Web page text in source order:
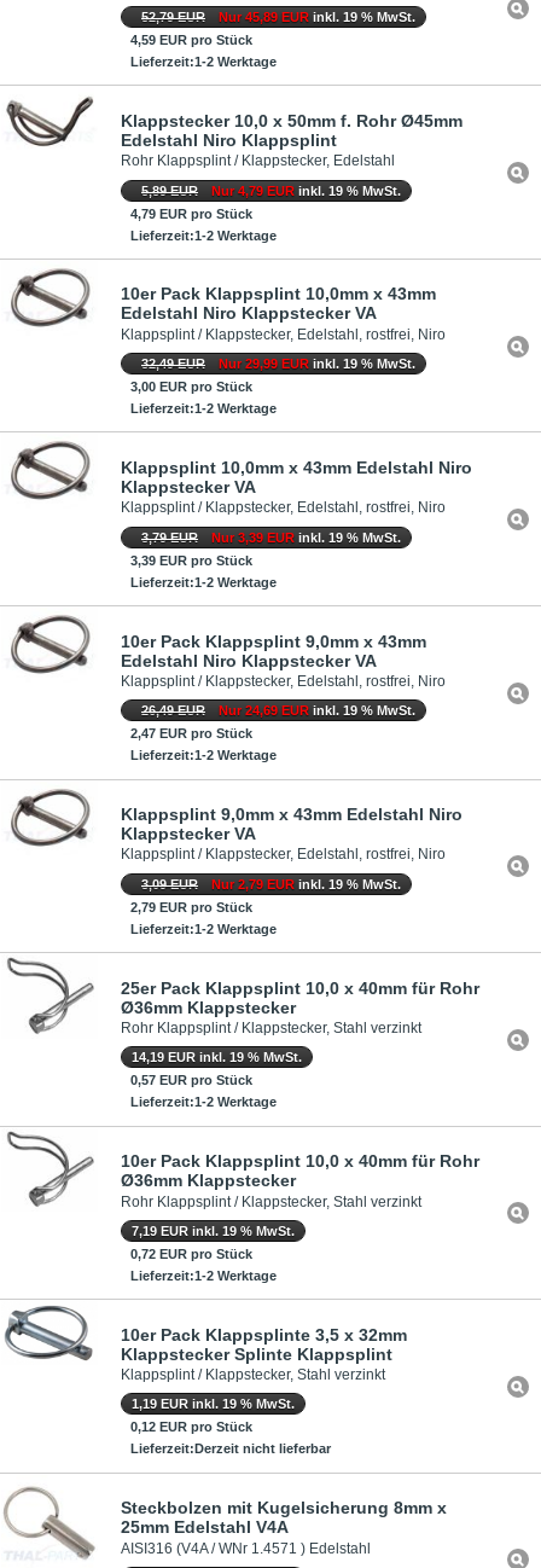
52,79 EUR Nur 45,89 EUR inkl. 19 % MwSt.
4,59 EUR pro Stück
Lieferzeit:1-2 Werktage
Klappstecker 10,0 x 50mm f. Rohr Ø45mm
Edelstahl Niro Klappsplint
Rohr Klappsplint / Klappstecker, Edelstahl
5,89 EUR Nur 4,79 EUR inkl. 19 % MwSt.
4,79 EUR pro Stück
Lieferzeit:1-2 Werktage
10er Pack Klappsplint 10,0mm x 43mm
Edelstahl Niro Klappstecker VA
Klappsplint / Klappstecker, Edelstahl, rostfrei, Niro
32,49 EUR Nur 29,99 EUR inkl. 19 % MwSt.
3,00 EUR pro Stück
Lieferzeit:1-2 Werktage
Klappsplint 10,0mm x 43mm Edelstahl Niro
Klappstecker VA
Klappsplint / Klappstecker, Edelstahl, rostfrei, Niro
3,79 EUR Nur 3,39 EUR inkl. 19 % MwSt.
3,39 EUR pro Stück
Lieferzeit:1-2 Werktage
10er Pack Klappsplint 9,0mm x 43mm
Edelstahl Niro Klappstecker VA
Klappsplint / Klappstecker, Edelstahl, rostfrei, Niro
26,49 EUR Nur 24,69 EUR inkl. 19 % MwSt.
2,47 EUR pro Stück
Lieferzeit:1-2 Werktage
Klappsplint 9,0mm x 43mm Edelstahl Niro
Klappstecker VA
Klappsplint / Klappstecker, Edelstahl, rostfrei, Niro
3,09 EUR Nur 2,79 EUR inkl. 19 % MwSt.
2,79 EUR pro Stück
Lieferzeit:1-2 Werktage
25er Pack Klappsplint 10,0 x 40mm für Rohr
Ø36mm Klappstecker
Rohr Klappsplint / Klappstecker, Stahl verzinkt
14,19 EUR inkl. 19 % MwSt.
0,57 EUR pro Stück
Lieferzeit:1-2 Werktage
10er Pack Klappsplint 10,0 x 40mm für Rohr
Ø36mm Klappstecker
Rohr Klappsplint / Klappstecker, Stahl verzinkt
7,19 EUR inkl. 19 % MwSt.
0,72 EUR pro Stück
Lieferzeit:1-2 Werktage
10er Pack Klappsplinte 3,5 x 32mm
Klappstecker Splinte Klappsplint
Klappsplint / Klappstecker, Stahl verzinkt
1,19 EUR inkl. 19 % MwSt.
0,12 EUR pro Stück
Lieferzeit:Derzeit nicht lieferbar
Steckbolzen mit Kugelsicherung 8mm x
25mm Edelstahl V4A
AISI316 (V4A / WNr 1.4571 ) Edelstahl